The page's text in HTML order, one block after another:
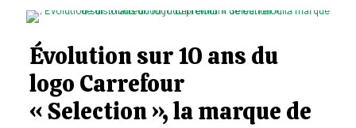
Évolution sur 10 ans du
logo Carrefour
« Selection », la marque de